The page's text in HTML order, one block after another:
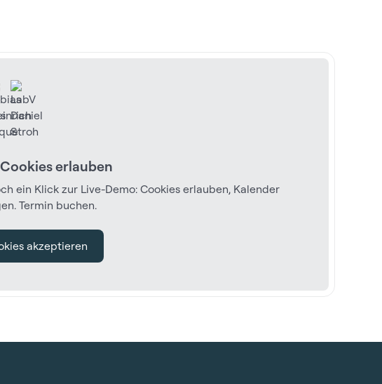
erlauben
ein Klick zur Live-Demo: Cookies erlauben, Kalender
Termin buchen.
akzeptieren